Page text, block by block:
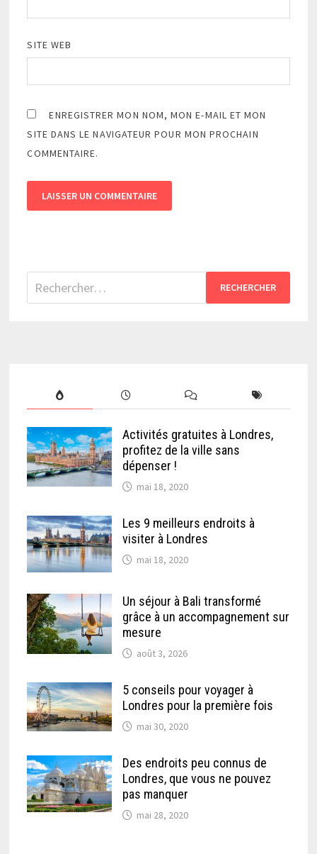
SITE WEB
ENREGISTRER MON NOM, MON E-MAIL ET MON
SITE DANS LE NAVIGATEUR POUR MON PROCHAIN
COMMENTAIRE.
Rechercher :
Activités gratuites à Londres,
profitez de la ville sans
dépenser !
mai 18, 2020
Les 9 meilleurs endroits à
visiter à Londres
mai 18, 2020
Un séjour à Bali transformé
grâce à un accompagnement sur
mesure
août 3, 2026
5 conseils pour voyager à
Londres pour la première fois
mai 30, 2020
Des endroits peu connus de
Londres, que vous ne pouvez
pas manquer
mai 28, 2020